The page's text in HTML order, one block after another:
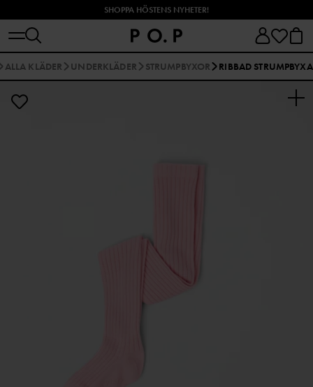
SHOPPA HÖSTENS NYHETER!
ALLA KLÄDER UNDERKLÄDER STRUMPBYXOR RIBBAD STRUMPBYXA